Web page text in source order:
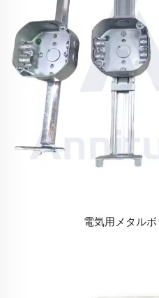
電気用メタル